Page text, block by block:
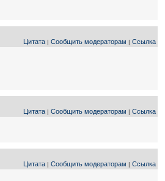
Цитата | Сообщить модераторам | Ссылка
Цитата | Сообщить модераторам | Ссылка
Цитата | Сообщить модераторам | Ссылка